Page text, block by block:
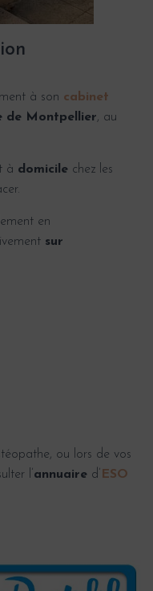
à son cabinet
de Montpellier, au
à domicile chez les
en
sur
ou lors de vos
l’ annuaire d’ ESO